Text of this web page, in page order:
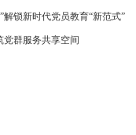
锁新时代党员教育“新范式”
党群服务共享空间